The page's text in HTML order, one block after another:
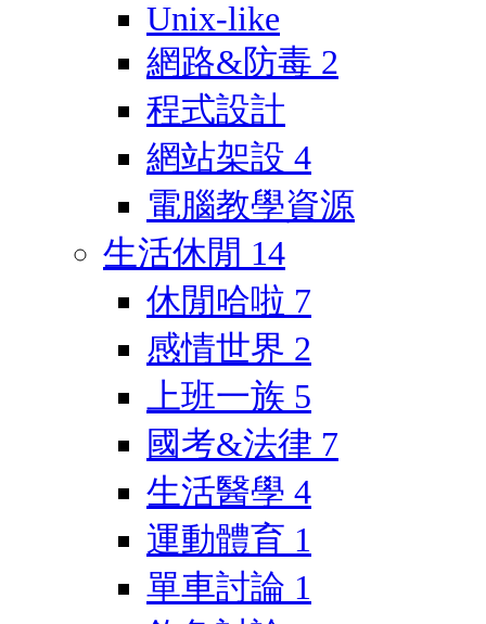
Unix-like
網路&防毒 2
程式設計
網站架設 4
電腦教學資源
生活休閒 14
休閒哈啦 7
感情世界 2
上班一族 5
國考&法律 7
生活醫學 4
運動體育 1
單車討論 1